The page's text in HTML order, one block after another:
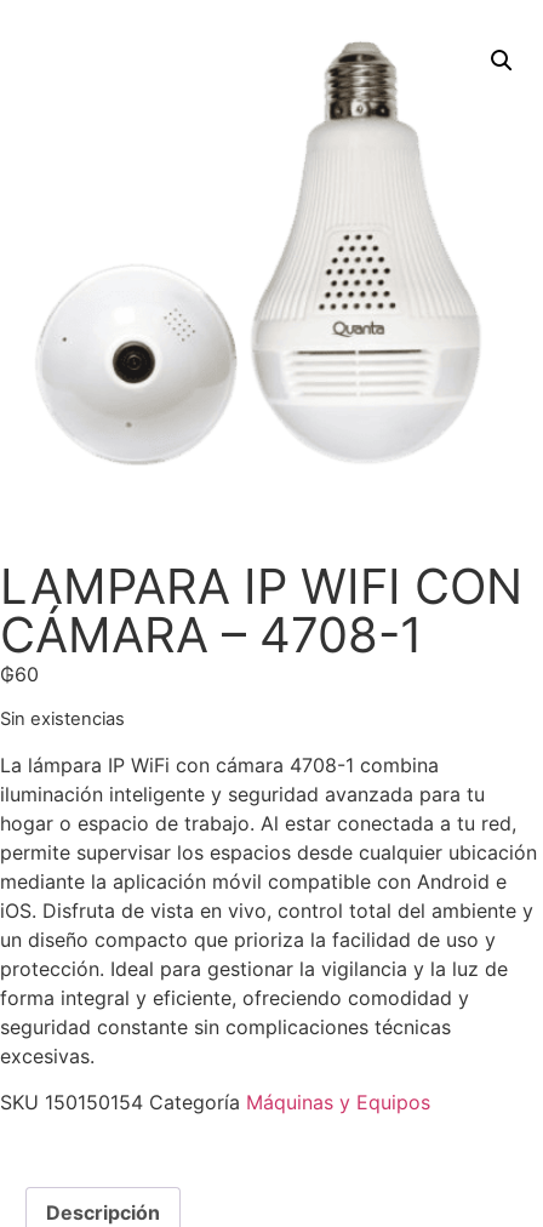
LAMPARA IP WIFI CON
CÁMARA – 4708-1
₲60
Sin existencias
La lámpara IP WiFi con cámara 4708-1 combina
iluminación inteligente y seguridad avanzada para tu
hogar o espacio de trabajo. Al estar conectada a tu red,
permite supervisar los espacios desde cualquier ubicación
mediante la aplicación móvil compatible con Android e
iOS. Disfruta de vista en vivo, control total del ambiente y
un diseño compacto que prioriza la facilidad de uso y
protección. Ideal para gestionar la vigilancia y la luz de
forma integral y eficiente, ofreciendo comodidad y
seguridad constante sin complicaciones técnicas
excesivas.
SKU 150150154 Categoría Máquinas y Equipos
Descripción